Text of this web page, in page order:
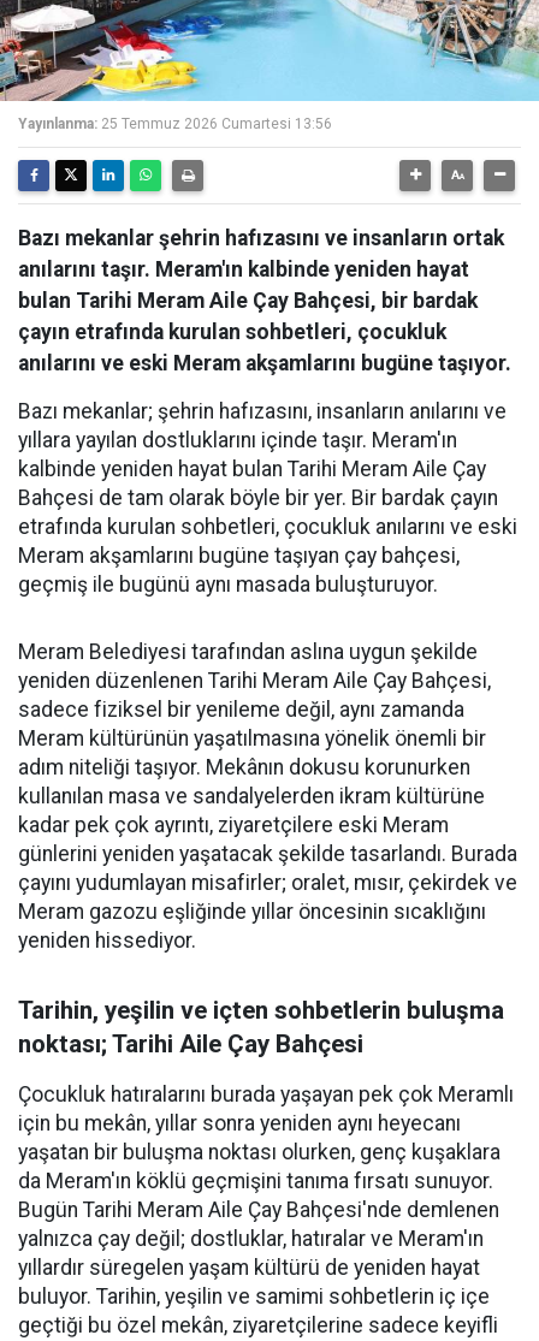
Yayınlanma: 25 Temmuz 2026 Cumartesi 13:56
Bazı mekanlar şehrin hafızasını ve insanların ortak
anılarını taşır. Meram'ın kalbinde yeniden hayat
bulan Tarihi Meram Aile Çay Bahçesi, bir bardak
çayın etrafında kurulan sohbetleri, çocukluk
anılarını ve eski Meram akşamlarını bugüne taşıyor.
Bazı mekanlar; şehrin hafızasını, insanların anılarını ve
yıllara yayılan dostluklarını içinde taşır. Meram'ın
kalbinde yeniden hayat bulan Tarihi Meram Aile Çay
Bahçesi de tam olarak böyle bir yer. Bir bardak çayın
etrafında kurulan sohbetleri, çocukluk anılarını ve eski
Meram akşamlarını bugüne taşıyan çay bahçesi,
geçmiş ile bugünü aynı masada buluşturuyor.
Meram Belediyesi tarafından aslına uygun şekilde
yeniden düzenlenen Tarihi Meram Aile Çay Bahçesi,
sadece fiziksel bir yenileme değil, aynı zamanda
Meram kültürünün yaşatılmasına yönelik önemli bir
adım niteliği taşıyor. Mekânın dokusu korunurken
kullanılan masa ve sandalyelerden ikram kültürüne
kadar pek çok ayrıntı, ziyaretçilere eski Meram
günlerini yeniden yaşatacak şekilde tasarlandı. Burada
çayını yudumlayan misafirler; oralet, mısır, çekirdek ve
Meram gazozu eşliğinde yıllar öncesinin sıcaklığını
yeniden hissediyor.
Tarihin, yeşilin ve içten sohbetlerin buluşma
noktası; Tarihi Aile Çay Bahçesi
Çocukluk hatıralarını burada yaşayan pek çok Meramlı
için bu mekân, yıllar sonra yeniden aynı heyecanı
yaşatan bir buluşma noktası olurken, genç kuşaklara
da Meram'ın köklü geçmişini tanıma fırsatı sunuyor.
Bugün Tarihi Meram Aile Çay Bahçesi'nde demlenen
yalnızca çay değil; dostluklar, hatıralar ve Meram'ın
yıllardır süregelen yaşam kültürü de yeniden hayat
buluyor. Tarihin, yeşilin ve samimi sohbetlerin iç içe
geçtiği bu özel mekân, ziyaretçilerine sadece keyifli